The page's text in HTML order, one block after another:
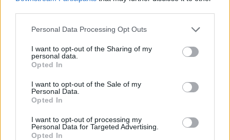
Personal Data Processing Opt Outs
I want to opt-out of the Sharing of my
personal data.
Opted In
I want to opt-out of the Sale of my
Personal Data.
Opted In
I want to opt-out of processing my
Personal Data for Targeted Advertising.
Opted In